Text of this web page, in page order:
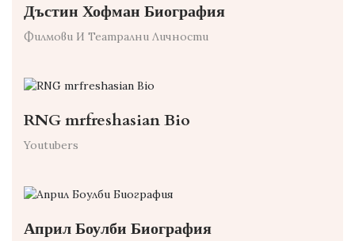
Дъстин Хофман Биография
Филмови И Театрални Личности
RNG mrfreshasian Bio
Youtubers
Април Боулби Биография